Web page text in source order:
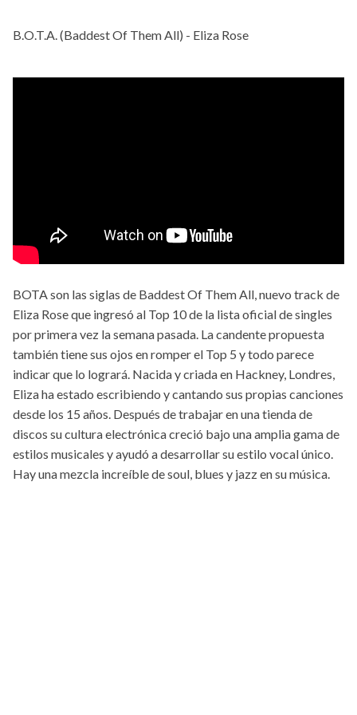
B.O.T.A. (Baddest Of Them All) - Eliza Rose
BOTA son las siglas de Baddest Of Them All, nuevo track de
Eliza Rose que ingresó al Top 10 de la lista oficial de singles
por primera vez la semana pasada. La candente propuesta
también tiene sus ojos en romper el Top 5 y todo parece
indicar que lo logrará. Nacida y criada en Hackney, Londres,
Eliza ha estado escribiendo y cantando sus propias canciones
desde los 15 años. Después de trabajar en una tienda de
discos su cultura electrónica creció bajo una amplia gama de
estilos musicales y ayudó a desarrollar su estilo vocal único.
Hay una mezcla increíble de soul, blues y jazz en su música.